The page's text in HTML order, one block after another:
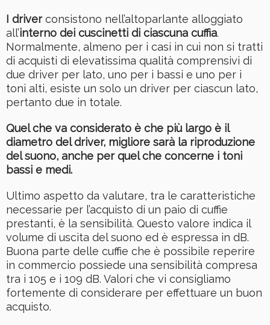
I driverconsistono nell’altoparlante alloggiato
all’interno dei cuscinetti di ciascuna cuffia.
Normalmente, almeno per i casi in cui non si tratti
di acquisti di elevatissima qualità comprensivi di
due driver per lato, uno per i bassi e uno per i
toni alti, esiste un solo un driver per ciascun lato,
pertanto due in totale.
Quel che va considerato è che più largo è il
diametro del driver, migliore sarà la riproduzione
del suono, anche per quel che concerne i toni
bassi e medi.
Ultimo aspetto da valutare, tra le caratteristiche
necessarie per l’acquisto di un paio di cuffie
prestanti, è la sensibilità. Questo valore indica il
volume di uscita del suono ed è espressa in dB.
Buona parte delle cuffie che è possibile reperire
in commercio possiede una sensibilità compresa
tra i 105 e i 109 dB. Valori che vi consigliamo
fortemente di considerare per effettuare un buon
acquisto.